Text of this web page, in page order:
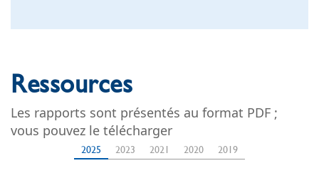
Ressources
Les rapports sont présentés au format PDF ;
vous pouvez le télécharger
2025 2023 2021 2020 2019